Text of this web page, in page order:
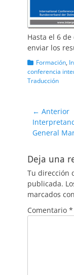
Hasta el 6
enviar los
Categorias
Formación,
conferencia
Traducción
de
entradas
← Anterior
Entrada
anterior:
General
Deja una
Tu dirección
publicada.
marcados con
Comentario *